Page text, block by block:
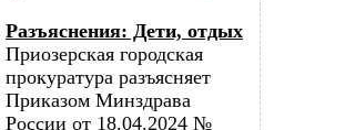
Разъяснения: Дети, отдых
Приозерская городская
прокуратура разъясняет
Приказом Минздрава
России от 18.04.2024 №